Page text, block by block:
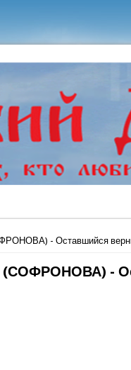
- Оставшийся
(СОФРОНОВА) -